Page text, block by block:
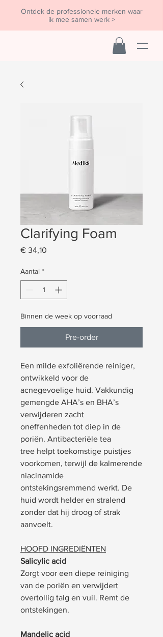
Ontdek de professionele merken waar
ik mee samen werk >
Clarifying Foam
€ 34,10
Aantal *
Binnen de week op voorraad
Pre-order
Een milde exfoliërende reiniger,
ontwikkeld voor de
acnegevoelige huid. Vakkundig
gemengde AHA’s en BHA’s
verwijderen zacht
oneffenheden tot diep in de
poriën. Antibacteriële tea
tree helpt toekomstige puistjes
voorkomen, terwijl de kalmerende
niacinamide
ontstekingsremmend werkt. De
huid wordt helder en stralend
zonder dat hij droog of strak
aanvoelt.
HOOFD INGREDIËNTEN
Salicylic acid
Zorgt voor een diepe reiniging
van de poriën en verwijdert
overtollig talg en vuil. Remt de
ontstekingen.
Mandelic acid